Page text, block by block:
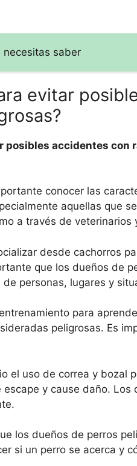
necesitas saber
evitar
accidentes con
conocer las
aquellas que
a través de veterinarios
desde cachorros
que los dueños de
personas, lugares y
para
peligrosas. Es
el uso de correa y bozal
y cause daño.
los dueños de perros
si un perro se acerca y